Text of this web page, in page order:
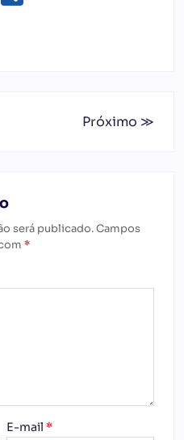
Próximo ≫
será publicado.Campos
*
E-mail *